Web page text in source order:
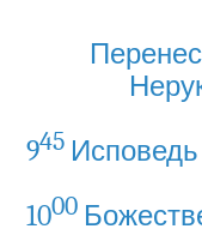
945 Исповедь
1000